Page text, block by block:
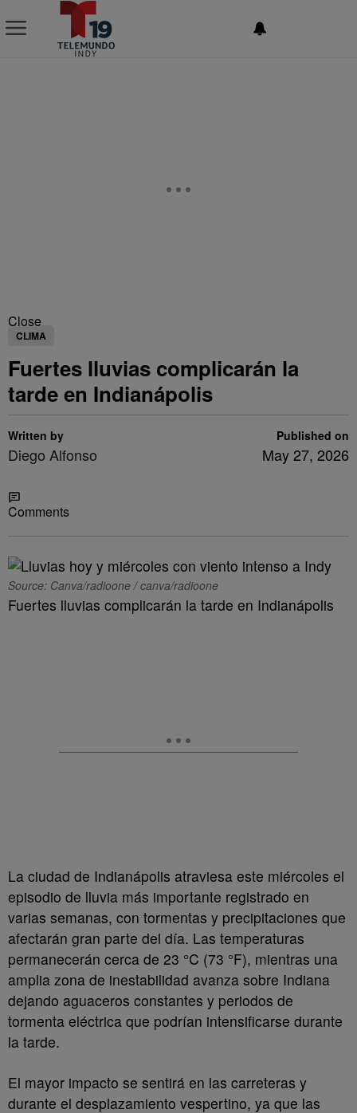
Close
CLIMA
Fuertes lluvias complicarán la
tarde en Indianápolis
Written by
Diego Alfonso
Published on
May 27, 2026
Comments
Source: Canva/radioone / canva/radioone
Fuertes lluvias complicarán la tarde en Indianápolis
La ciudad de Indianápolis atraviesa este miércoles el
episodio de lluvia más importante registrado en
varias semanas, con tormentas y precipitaciones que
afectarán gran parte del día. Las temperaturas
permanecerán cerca de 23 °C (73 °F), mientras una
amplia zona de inestabilidad avanza sobre Indiana
dejando aguaceros constantes y periodos de
tormenta eléctrica que podrían intensificarse durante
la tarde.
El mayor impacto se sentirá en las carreteras y
durante el desplazamiento vespertino, ya que las